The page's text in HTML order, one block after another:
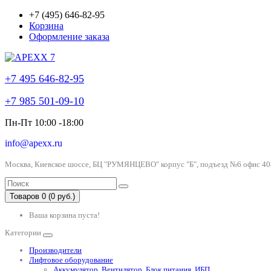
+7 (495) 646-82-95
Корзина
Оформление заказа
+7 495 646-82-95
+7 985 501-09-10
Пн-Пт 10:00 -18:00
info@apexx.ru
Москва, Киевское шоссе, БЦ "РУМЯНЦЕВО" корпус "Б", подъезд №6 офис
Товаров 0 (0 руб.)
Ваша корзина пуста!
Категории
Производители
Лифтовое оборудование